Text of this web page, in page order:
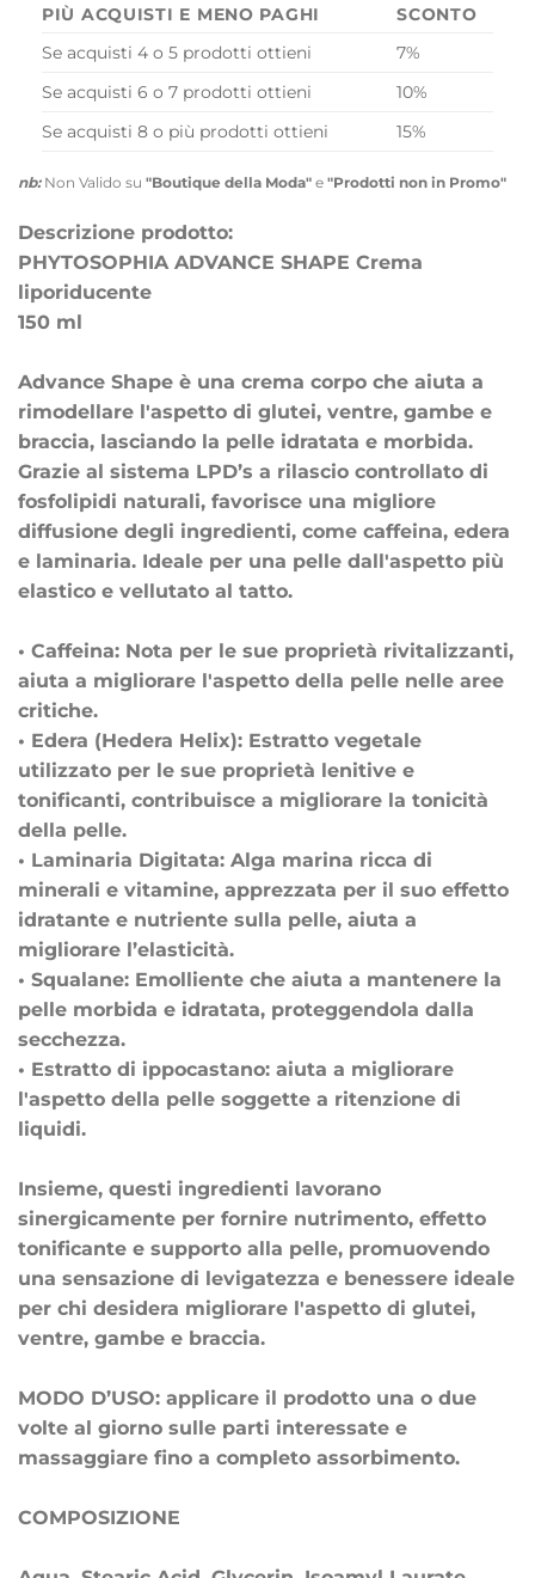
PIÙ ACQUISTI E MENO PAGHI
SCONTO
Se acquisti 4 o 5 prodotti ottieni
7%
Se acquisti 6 o 7 prodotti ottieni
10%
Se acquisti 8 o più prodotti ottieni
15%
nb:Non Valido su "Boutique della Moda" e "Prodotti non in Promo"
Descrizione prodotto:
PHYTOSOPHIA ADVANCE SHAPE Crema
liporiducente
150 ml
Advance Shape è una crema corpo che aiuta a
rimodellare l'aspetto di glutei, ventre, gambe e
braccia, lasciando la pelle idratata e morbida.
Grazie al sistema LPD’s a rilascio controllato di
fosfolipidi naturali, favorisce una migliore
diffusione degli ingredienti, come caffeina, edera
e laminaria. Ideale per una pelle dall'aspetto più
elastico e vellutato al tatto.
• Caffeina: Nota per le sue proprietà rivitalizzanti,
aiuta a migliorare l'aspetto della pelle nelle aree
critiche.
• Edera (Hedera Helix): Estratto vegetale
utilizzato per le sue proprietà lenitive e
tonificanti, contribuisce a migliorare la tonicità
della pelle.
• Laminaria Digitata: Alga marina ricca di
minerali e vitamine, apprezzata per il suo effetto
idratante e nutriente sulla pelle, aiuta a
migliorare l’elasticità.
• Squalane: Emolliente che aiuta a mantenere la
pelle morbida e idratata, proteggendola dalla
secchezza.
• Estratto di ippocastano: aiuta a migliorare
l'aspetto della pelle soggette a ritenzione di
liquidi.
Insieme, questi ingredienti lavorano
sinergicamente per fornire nutrimento, effetto
tonificante e supporto alla pelle, promuovendo
una sensazione di levigatezza e benessere ideale
per chi desidera migliorare l'aspetto di glutei,
ventre, gambe e braccia.
MODO D’USO: applicare il prodotto una o due
volte al giorno sulle parti interessate e
massaggiare fino a completo assorbimento.
COMPOSIZIONE